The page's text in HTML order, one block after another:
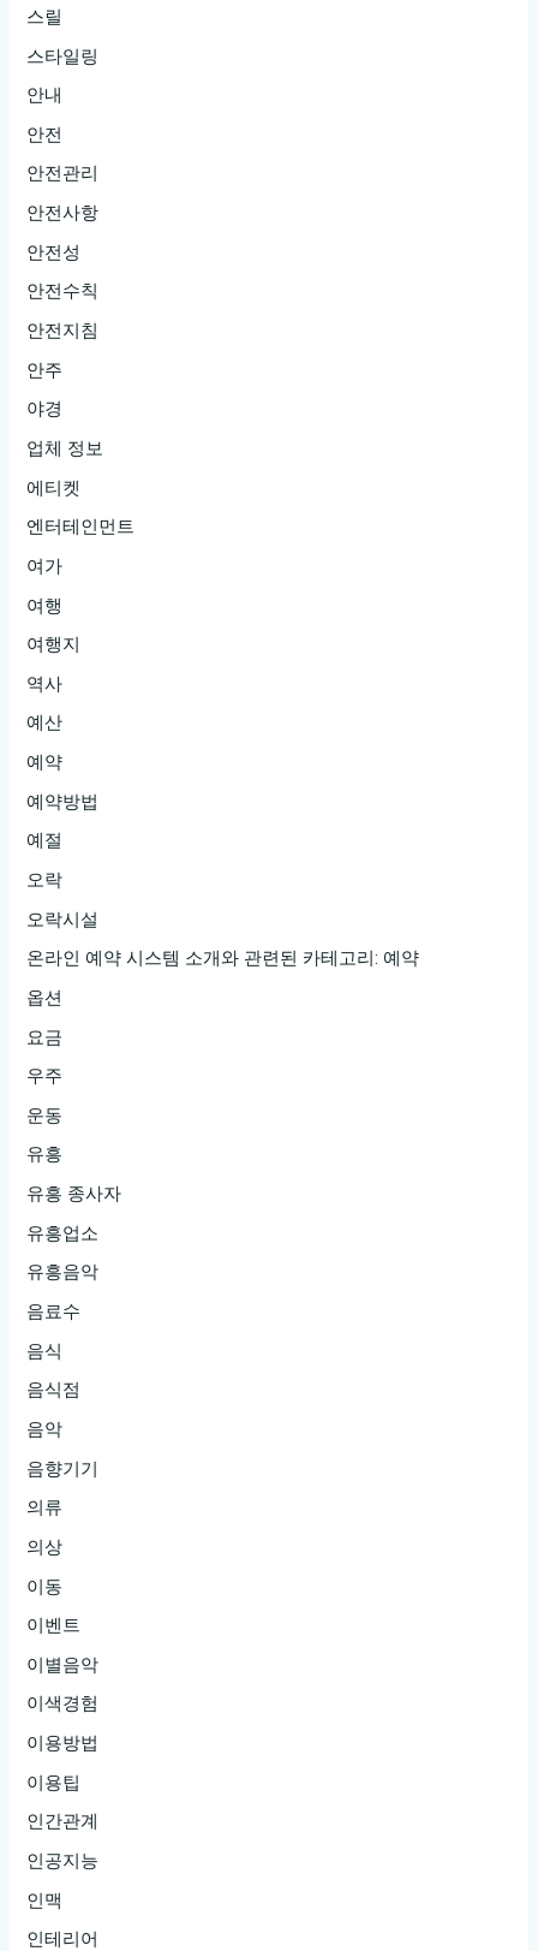
스릴
스타일링
안내
안전
안전관리
안전사항
안전성
안전수칙
안전지침
안주
야경
업체 정보
에티켓
엔터테인먼트
여가
여행
여행지
역사
예산
예약
예약방법
예절
오락
오락시설
온라인 예약 시스템 소개와 관련된 카테고리: 예약
옵션
요금
우주
운동
유흥
유흥 종사자
유흥업소
유흥음악
음료수
음식
음식점
음악
음향기기
의류
의상
이동
이벤트
이별음악
이색경험
이용방법
이용팁
인간관계
인공지능
인맥
인테리어